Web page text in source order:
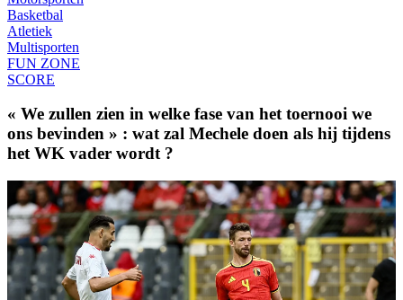
Basketbal
Atletiek
Multisporten
FUN ZONE
SCORE
« We zullen zien in welke fase van het toernooi we
ons bevinden » : wat zal Mechele doen als hij tijdens
het WK vader wordt ?